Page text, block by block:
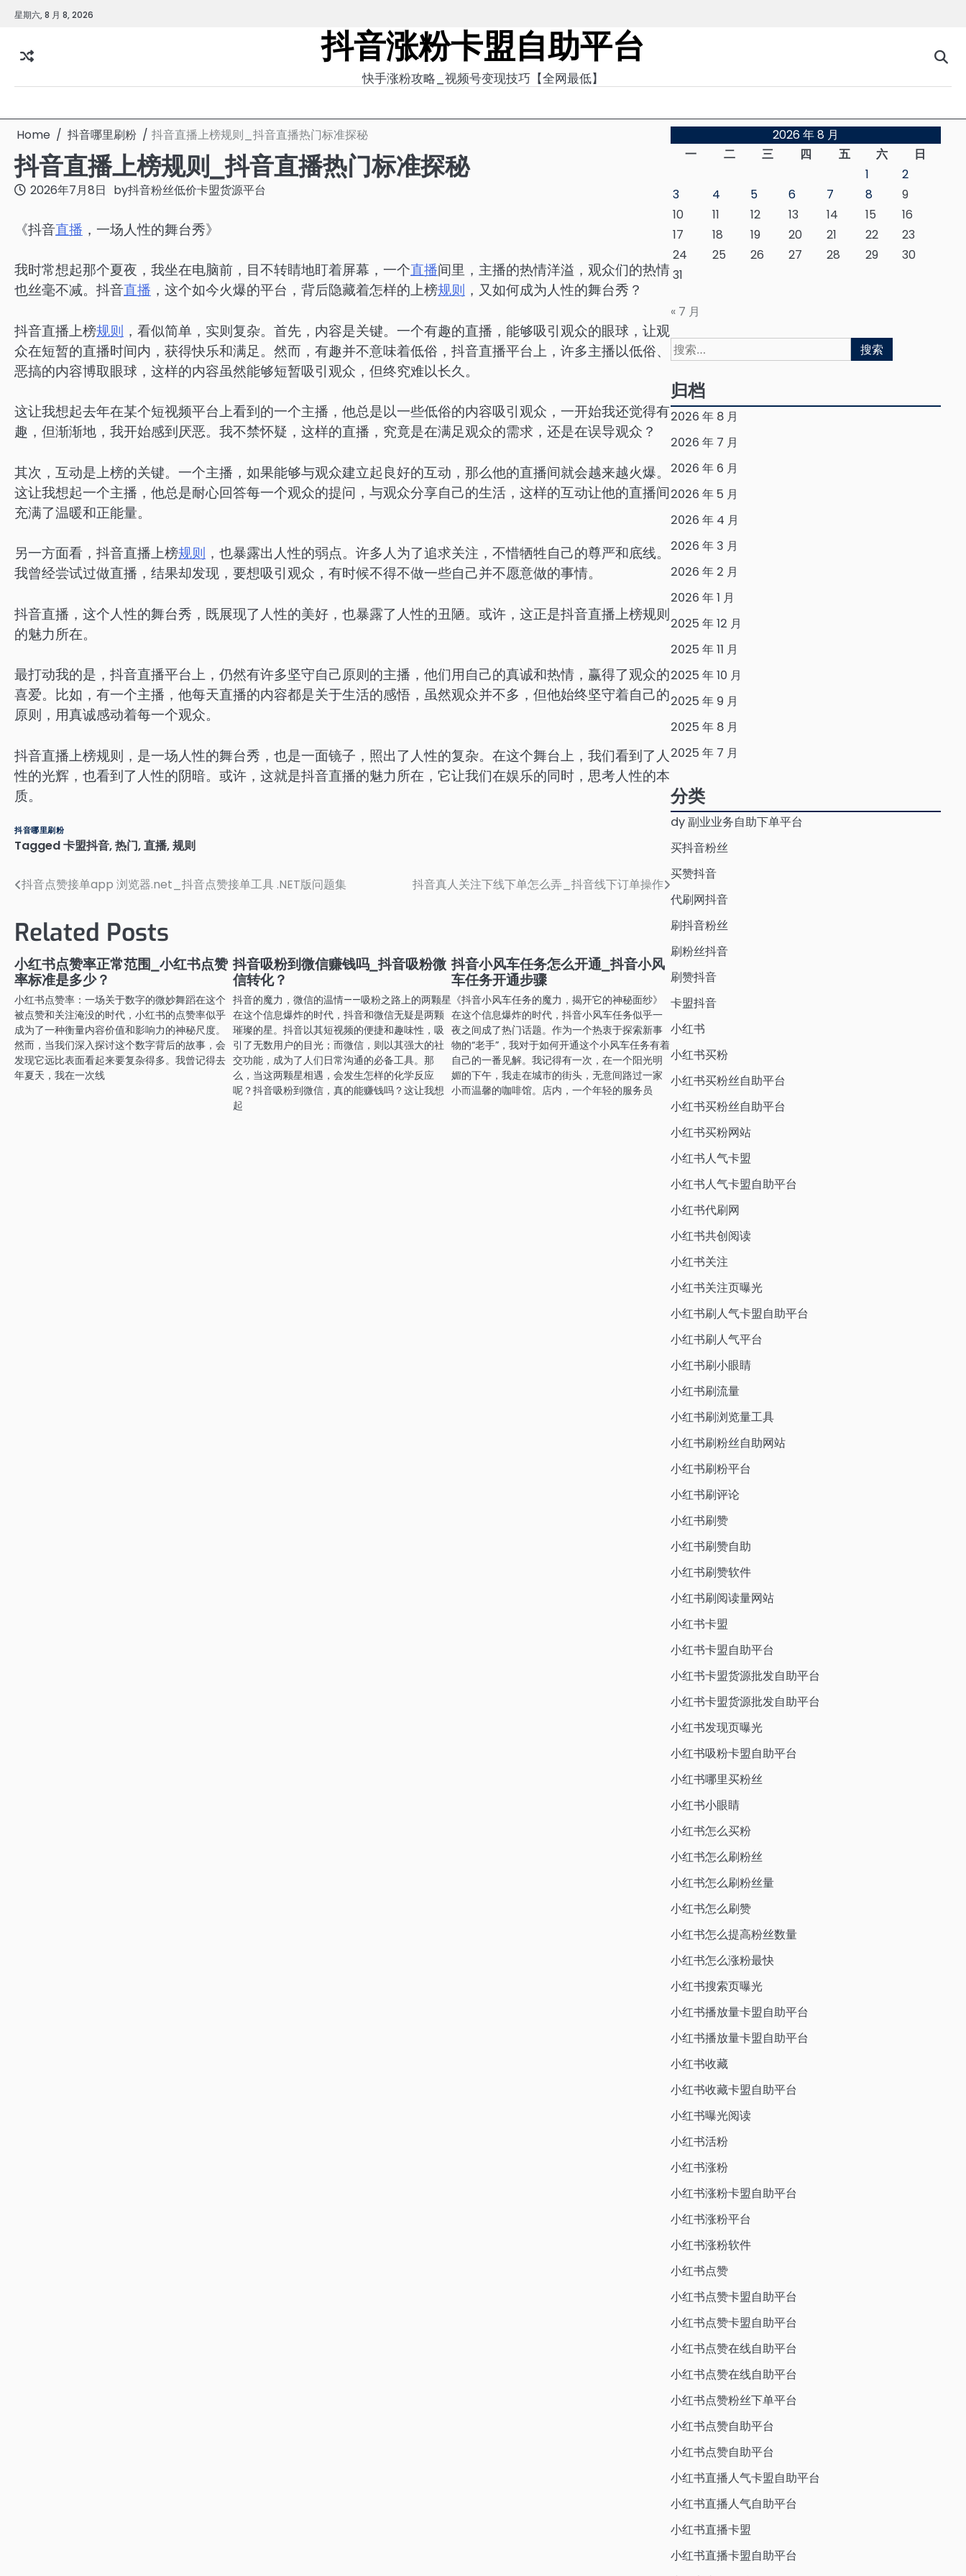
Skip星期六, 8 月 8, 2026
抖音涨粉卡盟自助平台
快手涨粉攻略_视频号变现技巧【全网最低】
Home 抖音哪里刷粉 抖音直播上榜规则_抖音直播热门标准探秘
抖音直播上榜规则_抖音直播热门标准探秘
2026年7月8日 by抖音粉丝低价卡盟货源平台
《抖音直播 ，一场人性的舞台秀》
我时常想起那个夏夜，我坐在电脑前，目不转睛地盯着屏幕，一个直播间里，主播的热情洋溢，观众们的热情
也丝毫不减。抖音直播 ，这个如今火爆的平台，背后隐藏着怎样的上榜规则 ，又如何成为人性的舞台秀？
抖音直播上榜规则 ，看似简单，实则复杂。首先，内容是关键。一个有趣的直播，能够吸引观众的眼球，让观
众在短暂的直播时间内，获得快乐和满足。然而，有趣并不意味着低俗，抖音直播平台上，许多主播以低俗、
恶搞的内容博取眼球，这样的内容虽然能够短暂吸引观众，但终究难以长久。
这让我想起去年在某个短视频平台上看到的一个主播，他总是以一些低俗的内容吸引观众，一开始我还觉得有
趣，但渐渐地，我开始感到厌恶。我不禁怀疑，这样的直播，究竟是在满足观众的需求，还是在误导观众？
其次，互动是上榜的关键。一个主播，如果能够与观众建立起良好的互动，那么他的直播间就会越来越火爆。
这让我想起一个主播，他总是耐心回答每一个观众的提问，与观众分享自己的生活，这样的互动让他的直播间
充满了温暖和正能量。
另一方面看，抖音直播上榜规则 ，也暴露出人性的弱点。许多人为了追求关注，不惜牺牲自己的尊严和底线。
我曾经尝试过做直播，结果却发现，要想吸引观众，有时候不得不做一些自己并不愿意做的事情。
抖音直播，这个人性的舞台秀，既展现了人性的美好，也暴露了人性的丑陋。或许，这正是抖音直播上榜规则
的魅力所在。
最打动我的是，抖音直播平台上，仍然有许多坚守自己原则的主播，他们用自己的真诚和热情，赢得了观众的
喜爱。比如，有一个主播，他每天直播的内容都是关于生活的感悟，虽然观众并不多，但他始终坚守着自己的
原则，用真诚感动着每一个观众。
抖音直播上榜规则，是一场人性的舞台秀，也是一面镜子，照出了人性的复杂。在这个舞台上，我们看到了人
性的光辉，也看到了人性的阴暗。或许，这就是抖音直播的魅力所在，它让我们在娱乐的同时，思考人性的本
质。
抖音哪里刷粉
Tagged卡盟抖音,热门,直播,规则
文
导
航
抖音点赞接单app 浏览器.net_抖音点赞接单工具 .NET版问题集 抖音真人关注下线下单怎么弄_抖音线下订单操作
Related Posts
小红书点赞率正常范围_小红书点赞
率标准是多少？
小红书点赞率：一场关于数字的微妙舞蹈在这个
被点赞和关注淹没的时代，小红书的点赞率似乎
成为了一种衡量内容价值和影响力的神秘尺度。
然而，当我们深入探讨这个数字背后的故事，会
发现它远比表面看起来要复杂得多。我曾记得去
年夏天，我在一次线
抖音吸粉到微信赚钱吗_抖音吸粉微
信转化？
抖音的魔力，微信的温情——吸粉之路上的两颗星
在这个信息爆炸的时代，抖音和微信无疑是两颗
璀璨的星。抖音以其短视频的便捷和趣味性，吸
引了无数用户的目光；而微信，则以其强大的社
交功能，成为了人们日常沟通的必备工具。那
么，当这两颗星相遇，会发生怎样的化学反应
呢？抖音吸粉到微信，真的能赚钱吗？这让我想
起
抖音小风车任务怎么开通_抖音小风
车任务开通步骤
《抖音小风车任务的魔力，揭开它的神秘面纱》
在这个信息爆炸的时代，抖音小风车任务似乎一
夜之间成了热门话题。作为一个热衷于探索新事
物的“老手”，我对于如何开通这个小风车任务有着
自己的一番见解。我记得有一次，在一个阳光明
媚的下午，我走在城市的街头，无意间路过一家
小而温馨的咖啡馆。店内，一个年轻的服务员
2026 年 8 月
一
二 三 四 五 六
日
1
2
3
4 5 6 7 8
9
10
11 12 13 14 15
16
17
18 19 20 21 22
23
24
25 26 27 28 29
30
31
« 7 月
搜
索：
归档
2026 年 8 月
2026 年 7 月
2026 年 6 月
2026 年 5 月
2026 年 4 月
2026 年 3 月
2026 年 2 月
2026 年 1 月
2025 年 12 月
2025 年 11 月
2025 年 10 月
2025 年 9 月
2025 年 8 月
2025 年 7 月
分类
dy 副业业务自助下单平台
买抖音粉丝
买赞抖音
代刷网抖音
刷抖音粉丝
刷粉丝抖音
刷赞抖音
卡盟抖音
小红书
小红书买粉
小红书买粉丝自助平台
小红书买粉丝自助平台
小红书买粉网站
小红书人气卡盟
小红书人气卡盟自助平台
小红书代刷网
小红书共创阅读
小红书关注
小红书关注页曝光
小红书刷人气卡盟自助平台
小红书刷人气平台
小红书刷小眼睛
小红书刷流量
小红书刷浏览量工具
小红书刷粉丝自助网站
小红书刷粉平台
小红书刷评论
小红书刷赞
小红书刷赞自助
小红书刷赞软件
小红书刷阅读量网站
小红书卡盟
小红书卡盟自助平台
小红书卡盟货源批发自助平台
小红书卡盟货源批发自助平台
小红书发现页曝光
小红书吸粉卡盟自助平台
小红书哪里买粉丝
小红书小眼睛
小红书怎么买粉
小红书怎么刷粉丝
小红书怎么刷粉丝量
小红书怎么刷赞
小红书怎么提高粉丝数量
小红书怎么涨粉最快
小红书搜索页曝光
小红书播放量卡盟自助平台
小红书播放量卡盟自助平台
小红书收藏
小红书收藏卡盟自助平台
小红书曝光阅读
小红书活粉
小红书涨粉
小红书涨粉卡盟自助平台
小红书涨粉平台
小红书涨粉软件
小红书点赞
小红书点赞卡盟自助平台
小红书点赞卡盟自助平台
小红书点赞在线自助平台
小红书点赞在线自助平台
小红书点赞粉丝下单平台
小红书点赞自助平台
小红书点赞自助平台
小红书直播人气卡盟自助平台
小红书直播人气自助平台
小红书直播卡盟
小红书直播卡盟自助平台